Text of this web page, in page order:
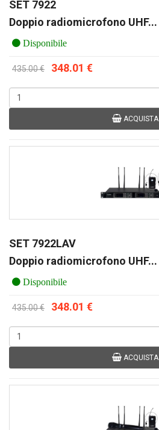
SET 7922
Doppio radiomicrofono UHF...
Disponibile
435.00 € 348.01 €
ACQUISTA
SET 7922LAV
Doppio radiomicrofono UHF...
Disponibile
435.00 € 348.01 €
ACQUISTA